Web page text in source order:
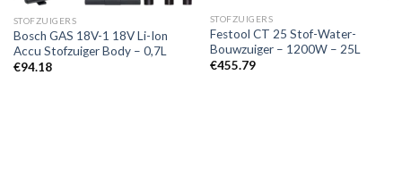
STOFZUIGERS
Bosch GAS 18V-1 18V Li-Ion
Accu Stofzuiger Body – 0,7L
€94.18
STOFZUIGERS
Festool CT 25 Stof-Water-
Bouwzuiger – 1200W – 25L
€455.79